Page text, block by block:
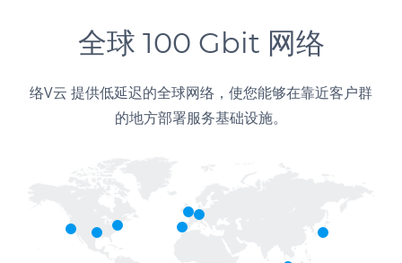
全球 100 Gbit 网络
络V云 提供低延迟的全球网络，使您能够在靠近客户群
的地方部署服务基础设施。